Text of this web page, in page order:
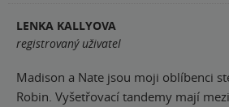
LENKA KALLYOVA
registrovaný uživatel
Madison a Nate jsou moji oblíbenci
Robin. Vyšetřovací tandemy mají